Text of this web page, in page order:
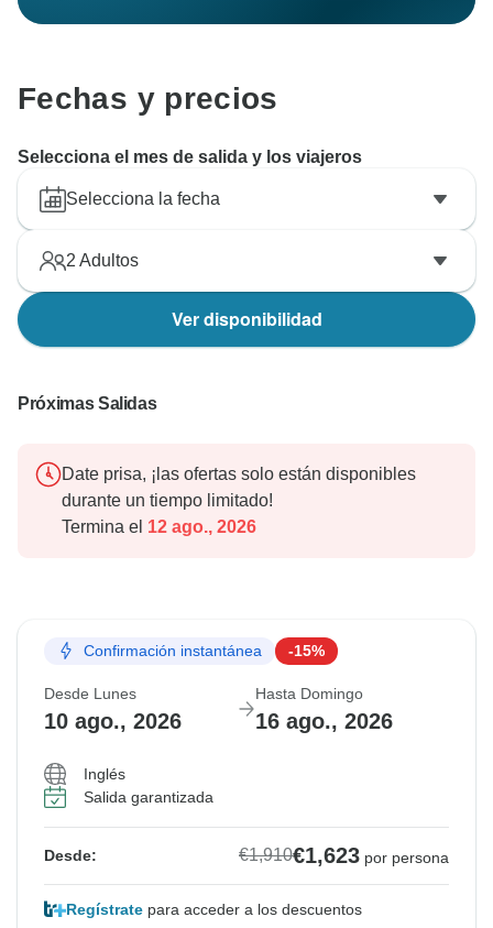
Fechas y precios
Selecciona el mes de salida y los viajeros
Selecciona la fecha
2 Adultos
Ver disponibilidad
Próximas Salidas
Date prisa, ¡las ofertas solo están disponibles
durante un tiempo limitado!
Termina el 12 ago., 2026
Confirmación instantánea -15%
Desde Lunes
10 ago., 2026
Hasta Domingo
16 ago., 2026
Inglés
Salida garantizada
Desde: €1,910€1,623 por persona
Regístrate para acceder a los descuentos